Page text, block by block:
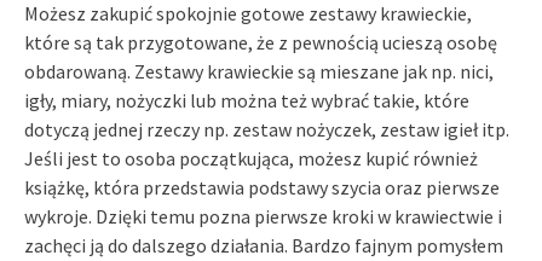
Możesz zakupić spokojnie gotowe zestawy krawieckie,
które są tak przygotowane, że z pewnością ucieszą osobę
obdarowaną. Zestawy krawieckie są mieszane jak np. nici,
igły, miary, nożyczki lub można też wybrać takie, które
dotyczą jednej rzeczy np. zestaw nożyczek, zestaw igieł itp.
Jeśli jest to osoba początkująca, możesz kupić również
książkę, która przedstawia podstawy szycia oraz pierwsze
wykroje. Dzięki temu pozna pierwsze kroki w krawiectwie i
zachęci ją do dalszego działania. Bardzo fajnym pomysłem